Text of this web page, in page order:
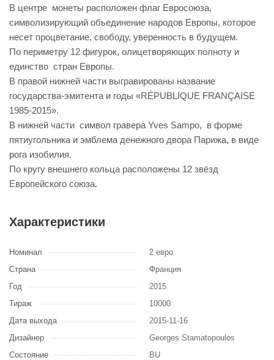
В центре монеты расположен флаг Евросоюза,
символизирующий обьединение народов Европы, которое
несет процветание, свободу, уверенность в будущем.
По периметру 12 фигурок, олицетворяющих полноту и
единство стран Европы.
В правой нижней части выгравированы название
государства-эмитента и годы «RÉPUBLIQUE FRANÇAISE
1985-2015».
В нижней части символ гравера Yves Sampo, в форме
пятиугольника и эмблема денежного двора Парижа, в виде
рога изобилия.
По кругу внешнего кольца расположены 12 звёзд
Европейского союза.
Характеристики
Номинал
2 евро
Страна
Франция
Год
2015
Тираж
10000
Дата выхода
2015-11-16
Дизайнер
Georges Stamatopoulos
Состояние
BU